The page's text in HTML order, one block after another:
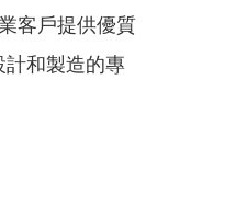
客戶提供優質
計和製造的專